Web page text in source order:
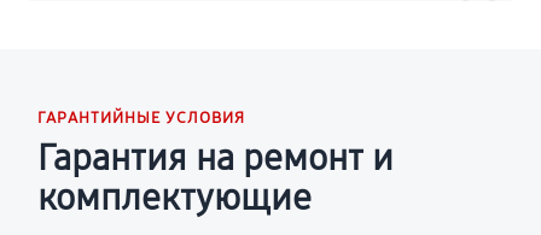
ГАРАНТИЙНЫЕ УСЛОВИЯ
Гарантия на ремонт и
комплектующие